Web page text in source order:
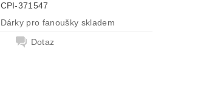
CPI-371547
Dárky pro fanoušky skladem
Dotaz